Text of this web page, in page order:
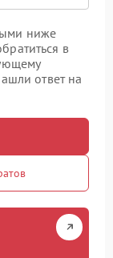
ниже
в
ответ на